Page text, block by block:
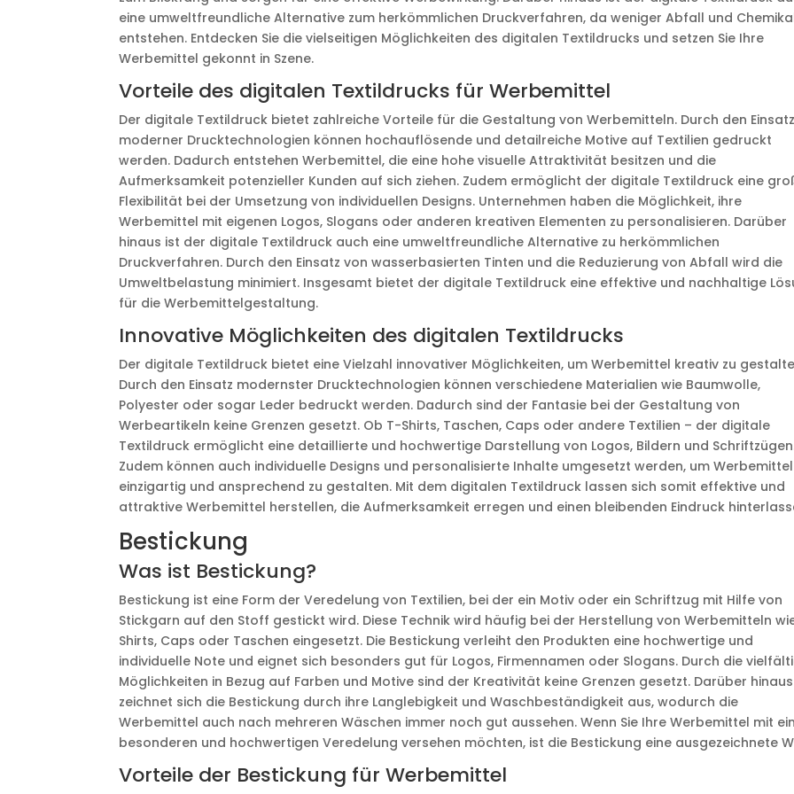
eine umweltfreundliche Alternative zum herkömmlichen Druckverfahren, da weniger Abfall und
entstehen. Entdecken Sie die vielseitigen Möglichkeiten des digitalen Textildrucks und setzen Sie Ihre
Werbemittel gekonnt in Szene.
Vorteile des digitalen Textildrucks für Werbemittel
Der digitale Textildruck bietet zahlreiche Vorteile für die Gestaltung von Werbemitteln. Durch den Einsatz
moderner Drucktechnologien können hochauflösende und detailreiche Motive auf Textilien gedruckt
werden. Dadurch entstehen Werbemittel, die eine hohe visuelle Attraktivität besitzen und die
Aufmerksamkeit potenzieller Kunden auf sich ziehen. Zudem ermöglicht der digitale Textildruck eine
Flexibilität bei der Umsetzung von individuellen Designs. Unternehmen haben die Möglichkeit, ihre
Werbemittel mit eigenen Logos, Slogans oder anderen kreativen Elementen zu personalisieren. Darüber
hinaus ist der digitale Textildruck auch eine umweltfreundliche Alternative zu herkömmlichen
Druckverfahren. Durch den Einsatz von wasserbasierten Tinten und die Reduzierung von Abfall wird die
Umweltbelastung minimiert. Insgesamt bietet der digitale Textildruck eine effektive und nachhaltige
für die Werbemittelgestaltung.
Innovative Möglichkeiten des digitalen Textildrucks
Der digitale Textildruck bietet eine Vielzahl innovativer Möglichkeiten, um Werbemittel kreativ zu
Durch den Einsatz modernster Drucktechnologien können verschiedene Materialien wie Baumwolle,
Polyester oder sogar Leder bedruckt werden. Dadurch sind der Fantasie bei der Gestaltung von
Werbeartikeln keine Grenzen gesetzt. Ob T-Shirts, Taschen, Caps oder andere Textilien – der digitale
Textildruck ermöglicht eine detaillierte und hochwertige Darstellung von Logos, Bildern und
Zudem können auch individuelle Designs und personalisierte Inhalte umgesetzt werden, um Werbemittel
einzigartig und ansprechend zu gestalten. Mit dem digitalen Textildruck lassen sich somit effektive und
attraktive Werbemittel herstellen, die Aufmerksamkeit erregen und einen bleibenden Eindruck
Bestickung
Was ist Bestickung?
Bestickung ist eine Form der Veredelung von Textilien, bei der ein Motiv oder ein Schriftzug mit Hilfe von
Stickgarn auf den Stoff gestickt wird. Diese Technik wird häufig bei der Herstellung von Werbemitteln
Shirts, Caps oder Taschen eingesetzt. Die Bestickung verleiht den Produkten eine hochwertige und
individuelle Note und eignet sich besonders gut für Logos, Firmennamen oder Slogans. Durch die
Möglichkeiten in Bezug auf Farben und Motive sind der Kreativität keine Grenzen gesetzt. Darüber hinaus
zeichnet sich die Bestickung durch ihre Langlebigkeit und Waschbeständigkeit aus, wodurch die
Werbemittel auch nach mehreren Wäschen immer noch gut aussehen. Wenn Sie Ihre Werbemittel mit
besonderen und hochwertigen Veredelung versehen möchten, ist die Bestickung eine ausgezeichnete
Vorteile der Bestickung für Werbemittel